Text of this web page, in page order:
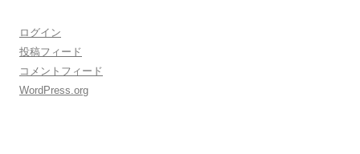
ログイン
投稿フィード
コメントフィード
WordPress.org